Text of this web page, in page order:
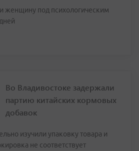
под психологическим
Во Владивостоке задержали
партию китайских кормовых
добавок
изучили упаковку товара и
не соответствует